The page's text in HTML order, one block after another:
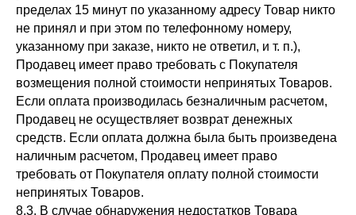
пределах 15 минут по указанному адресу Товар никто
не принял и при этом по телефонному номеру,
указанному при заказе, никто не ответил, и т. п.),
Продавец имеет право требовать с Покупателя
возмещения полной стоимости непринятых Товаров.
Если оплата производилась безналичным расчетом,
Продавец не осуществляет возврат денежных
средств. Если оплата должна была быть произведена
наличным расчетом, Продавец имеет право
требовать от Покупателя оплату полной стоимости
непринятых Товаров.
8.3. В случае обнаружения недостатков Товара